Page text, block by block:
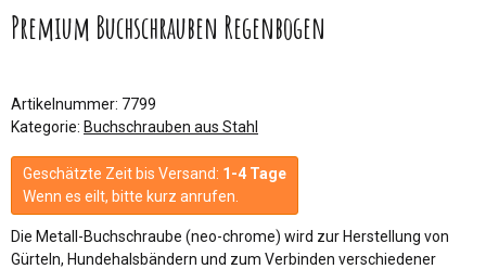
Premium Buchschrauben Regenbogen
Artikelnummer: 7799
Kategorie: Buchschrauben aus Stahl
Geschätzte Zeit bis Versand: 1-4 Tage
Wenn es eilt, bitte kurz anrufen.
Die Metall-Buchschraube (neo-chrome) wird zur Herstellung von
Gürteln, Hundehalsbändern und zum Verbinden verschiedener